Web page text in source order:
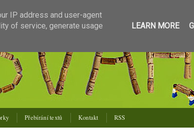
Přebírání textů Kontakt RSS
IP address and user-agent
of service, generate usage
LEARN MORE